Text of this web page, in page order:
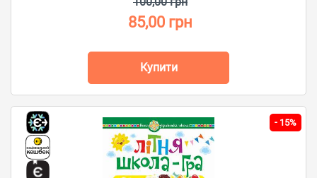
85,00 грн
Купити
- 15%